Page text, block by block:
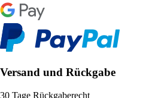
Versand und Rückgabe
30 Tage Rückgaberecht